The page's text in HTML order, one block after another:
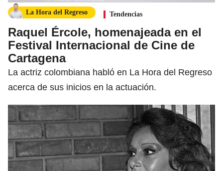
La Hora del Regreso Tendencias
Raquel Ércole, homenajeada en el
Festival Internacional de Cine de
Cartagena
La actriz colombiana habló en La Hora del Regreso
acerca de sus inicios en la actuación.